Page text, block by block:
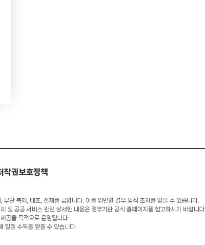
작권보호정책
단 복제, 배포, 전재를 금합니다. 이를 위반할 경우 법적 조치를 받을 수 있습니다.
및 공공 서비스 관련 상세한 내용은 정부기관 공식 홈페이지를 참고하시기 바랍니다.
공을 목적으로 운영됩니다.
일정 수익을 얻을 수 있습니다.